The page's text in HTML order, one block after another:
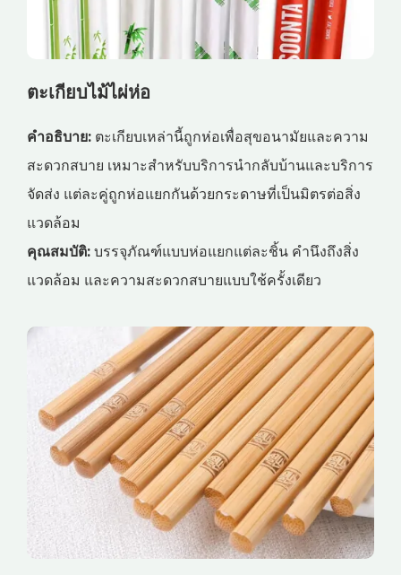
ตะเกียบไม้ไผ่ห่อ
คำอธิบาย: ตะเกียบเหล่านี้ถูกห่อเพื่อสุขอนามัยและความ
สะดวกสบาย เหมาะสำหรับบริการนำกลับบ้านและบริการ
จัดส่ง แต่ละคู่ถูกห่อแยกกันด้วยกระดาษที่เป็นมิตรต่อสิ่ง
แวดล้อม
คุณสมบัติ:บรรจุภัณฑ์แบบห่อแยกแต่ละชิ้น คำนึงถึงสิ่ง
แวดล้อม และความสะดวกสบายแบบใช้ครั้งเดียว